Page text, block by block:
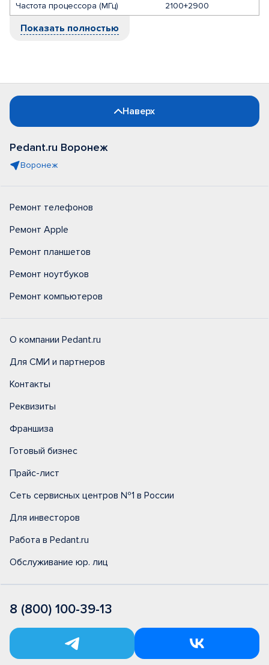
Частота процессора (МГц)
2100+2900
Показать полностью
Наверх
Pedant.ru Воронеж
Воронеж
Ремонт телефонов
Ремонт Apple
Ремонт планшетов
Ремонт ноутбуков
Ремонт компьютеров
О компании Pedant.ru
Для СМИ и партнеров
Контакты
Реквизиты
Франшиза
Готовый бизнес
Прайс-лист
Сеть сервисных центров №1 в России
Для инвесторов
Работа в Pedant.ru
Обслуживание юр. лиц
8 (800) 100-39-13